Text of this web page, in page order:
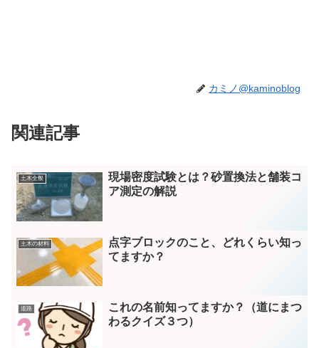
カミノ@kaminoblog
関連記事
土木全般
現場密度試験とは？砂置換法と舗装コ
ア測定の解説
土木の材料
点字ブロックのこと、どれくらい知っ
てますか？
道路
これの名前知ってますか？（道にまつ
わるクイズ３つ）